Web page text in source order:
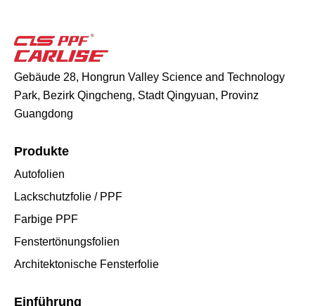
Gebäude 28, Hongrun Valley Science and Technology
Park, Bezirk Qingcheng, Stadt Qingyuan, Provinz
Guangdong
Produkte
Autofolien
Lackschutzfolie / PPF
Farbige PPF
Fenstertönungsfolien
Architektonische Fensterfolie
Einführung